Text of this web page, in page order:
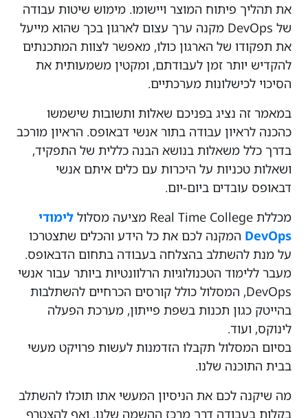
את תהליך פיתוח המוצר ויישומו. מימוש שיטות עבודה
של DevOps מקנה ערך עצום לארגון בכך שהוא מייעל
את תפקודו של הארגון כולו, מאפשר לצוות המתכנתים
להקדיש יותר זמן לעבודתם, ומקטין משמעותית את
הסיכוי לכישלונות מערכתיים.
במאמר זה נציג בפניכם שאלות ותשובות שישמשו
כהכנה לראיון עבודה בתור אנשי דבאופס. הראיון מורכב
בדרך כלל משאלות בנושא הבנה כללית של התפקיד,
ושאלות טכניות על היכרות עם כלים איתם אנשי
דבאופס עובדים ביום-יום.
מכללת Real Time College מציעה מסלול
לימודי
DevOps המקנה לכם את כל הידע והכלים שתצטרכו
על מנת להשתלב בהצלחה בעבודה בתחום הדבאופס.
מעבר ללימוד הטכנולוגיות הרלוונטיות ביותר עבור אנשי
DevOps, המסלול כולל קורסים הכרחיים להשתלבות
בהייטק כגון תכנות בשפת פייתון, מערכת הפעלה
לינוקס, ועוד.
בסיום המסלול תקבלו הזדמנות לעשות פרויקט מעשי
בבית התוכנה שלנו.
מה שיקנה לכם את הניסיון המעשי אתו תוכלו להשתלב
בקלות בעבודה דרך מרכז ההשמה שלנו, ואף להצטרף